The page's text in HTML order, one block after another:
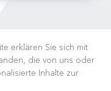
erklären Sie sich mit
die von uns oder
Inhalte zur